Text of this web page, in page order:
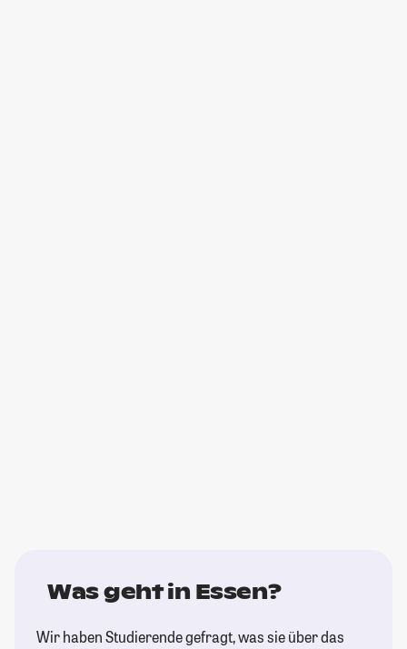
Was geht in Essen?
Wir haben Studierende gefragt, was sie über das